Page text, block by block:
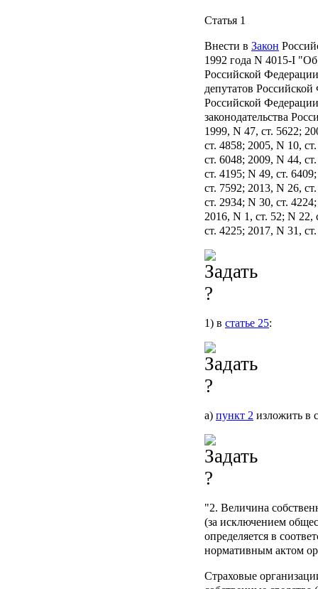
Статья 1
Внести в Закон
1992 года N 4015-I "Об
Российской
депутатов
Российской
законодательства
1999, N 47, ст. 5622;
ст. 4858; 2005, N 10,
ст. 6048; 2009, N 44,
ст. 4195; N 49, ст.
ст. 7592; 2013, N 26,
ст. 2934; N 30, ст.
2016, N 1, ст. 52; N 22,
ст. 4225; 2017, N 31,
1) в статье 25:
а) пункт 2 изложить в
"2. Величина
(за исключением
определяется в
нормативным актом
Страховые